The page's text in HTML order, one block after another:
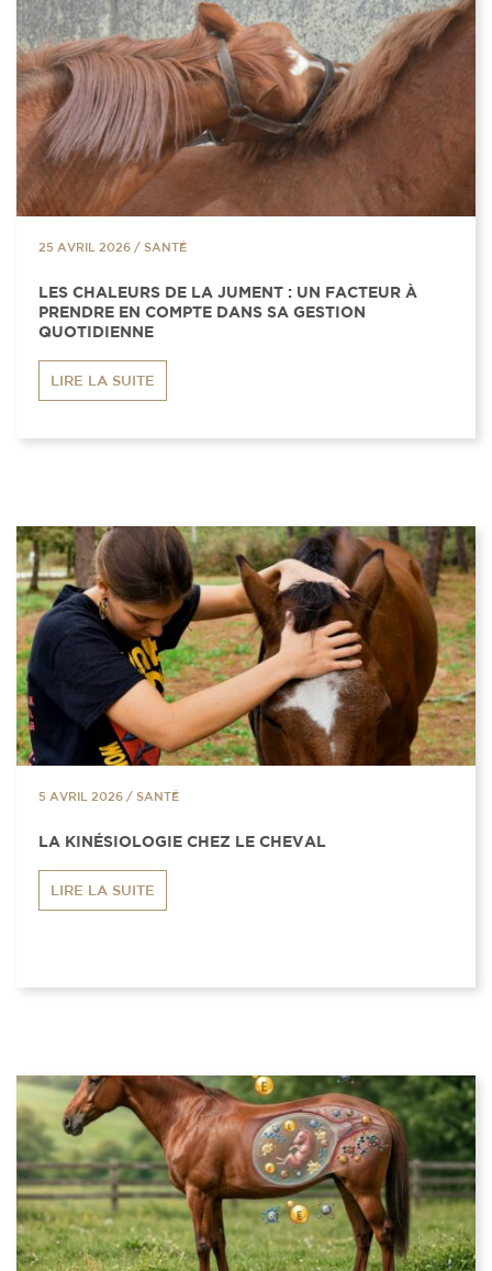
25 AVRIL 2026 / SANTÉ
LES CHALEURS DE LA JUMENT : UN FACTEUR À
PRENDRE EN COMPTE DANS SA GESTION
QUOTIDIENNE
LIRE LA SUITE
5 AVRIL 2026 / SANTÉ
LA KINÉSIOLOGIE CHEZ LE CHEVAL
LIRE LA SUITE